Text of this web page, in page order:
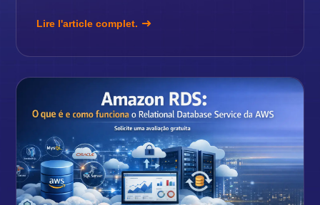
Lire l'article complet.